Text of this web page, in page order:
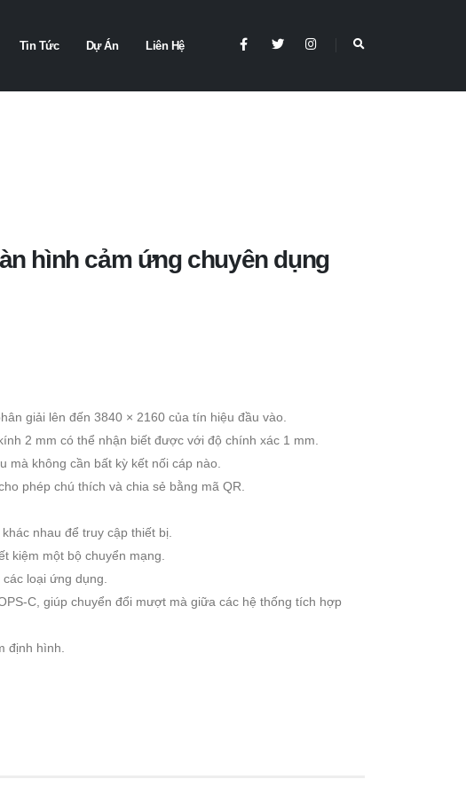
Tin Tức Dự Án Liên Hệ
hình cảm ứng chuyên dụng
giải lên đến 3840 × 2160 của tín hiệu đầu vào.
2 mm có thể nhận biết được với độ chính xác 1 mm.
mà không cần bất kỳ kết nối cáp nào.
phép chú thích và chia sẻ bằng mã QR.
nhau để truy cập thiết bị.
kiệm một bộ chuyển mạng.
loại ứng dụng.
C, giúp chuyển đổi mượt mà giữa các hệ thống tích hợp
định hình.